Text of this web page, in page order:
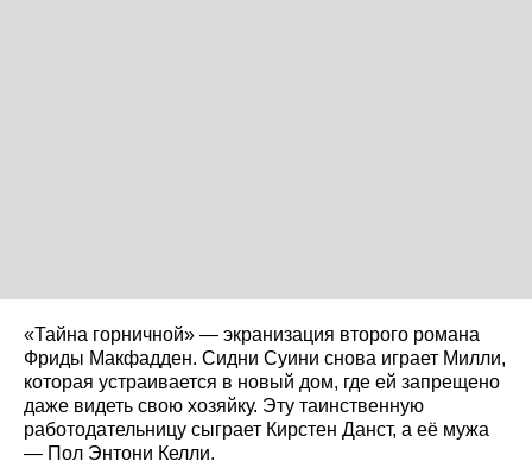
«Тайна горничной» — экранизация второго романа
Фриды Макфадден. Сидни Суини снова играет Милли,
которая устраивается в новый дом, где ей запрещено
даже видеть свою хозяйку. Эту таинственную
работодательницу сыграет Кирстен Данст, а её мужа
— Пол Энтони Келли.